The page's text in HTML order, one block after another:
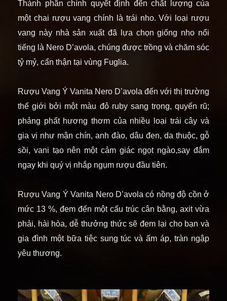
Thành phần chính quyết định đến chất lượng của
một chai rượu vang chính là trái nho. Với loại rượu
vang này nhà sản xuất đã lựa chọn giống nho nổi
tiếng là Nero D’avola, chúng được trồng và chăm sóc
tỷ mỷ, cẩn thận tại vùng Fuglia.
Rượu Vang Ý Vanita Nero D’avola đến với thị trường
thế giới bởi một màu đỏ ruby sang trọng, quyến rũ;
phảng phất hương thơm của nhiều loại trái cây và
gia vị như mận chín, anh đào, dâu đen, da thuộc, gỗ
sồi, vani tạo nên một cảm giác ngọt ngào,say đắm
ngay khi quý vị nhắp ngụm rượu đầu tiên.
Rượu Vang Ý Vanita Nero D’avola có nồng độ cồn ở
mức 13 %, đem đến một cấu trúc cân bằng, axit vừa
phải, hài hòa, dễ thưởng thức sẽ đem lại cho bạn và
gia đình một bữa tiệc sung túc và ấm áp, tràn ngập
yêu thương.